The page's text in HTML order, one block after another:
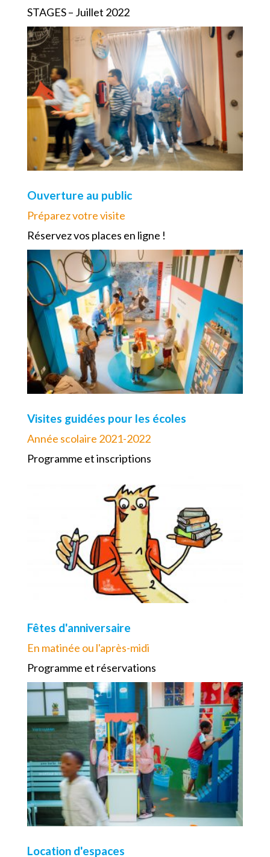
STAGES – Juillet 2022
Ouverture au public
Préparez votre visite
Réservez vos places en ligne !
Visites guidées pour les écoles
Année scolaire 2021-2022
Programme et inscriptions
Fêtes d'anniversaire
En matinée ou l'après-midi
Programme et réservations
Location d'espaces